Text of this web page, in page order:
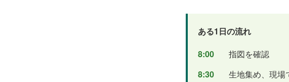
ある1日の流れ
8:00
指図を確認
8:30
生地集め、現場